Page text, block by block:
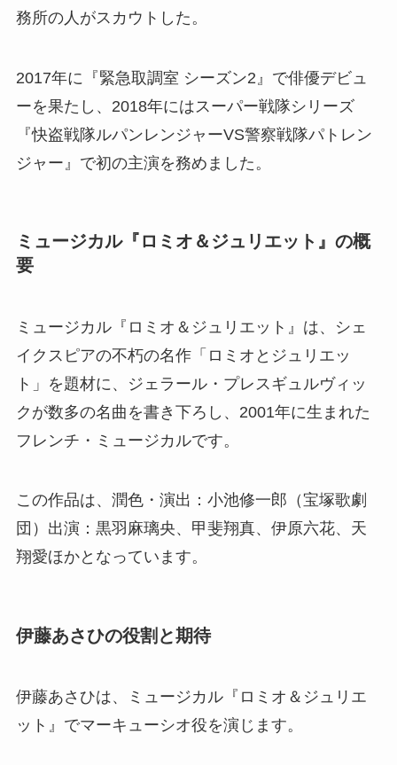
務所の人がスカウトした。
2017年に『緊急取調室 シーズン2』で俳優デビュ
ーを果たし、2018年にはスーパー戦隊シリーズ
『快盗戦隊ルパンレンジャーVS警察戦隊パトレン
ジャー』で初の主演を務めました。
ミュージカル『ロミオ＆ジュリエット』の概
要
ミュージカル『ロミオ＆ジュリエット』は、シェ
イクスピアの不朽の名作「ロミオとジュリエッ
ト」を題材に、ジェラール・プレスギュルヴィッ
クが数多の名曲を書き下ろし、2001年に生まれた
フレンチ・ミュージカルです。
この作品は、潤色・演出：小池修一郎（宝塚歌劇
団）出演：黒羽麻璃央、甲斐翔真、伊原六花、天
翔愛ほかとなっています。
伊藤あさひの役割と期待
伊藤あさひは、ミュージカル『ロミオ＆ジュリエ
ット』でマーキューシオ役を演じます。